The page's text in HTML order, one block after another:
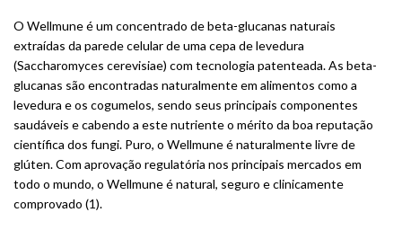
O Wellmune é um concentrado de beta-glucanas naturais
extraídas da parede celular de uma cepa de levedura
(Saccharomyces cerevisiae) com tecnologia patenteada. As beta-
glucanas são encontradas naturalmente em alimentos como a
levedura e os cogumelos, sendo seus principais componentes
saudáveis e cabendo a este nutriente o mérito da boa reputação
científica dos fungi. Puro, o Wellmune é naturalmente livre de
glúten. Com aprovação regulatória nos principais mercados em
todo o mundo, o Wellmune é natural, seguro e clinicamente
comprovado (1).